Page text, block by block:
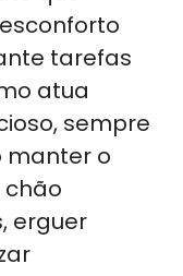
tarefas
atua
sempre
manter o
chão
erguer